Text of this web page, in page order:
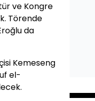
ve Kongre
Törende
da
Kemeseng
el-